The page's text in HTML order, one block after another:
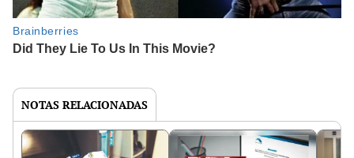
NOTAS RELACIONADAS